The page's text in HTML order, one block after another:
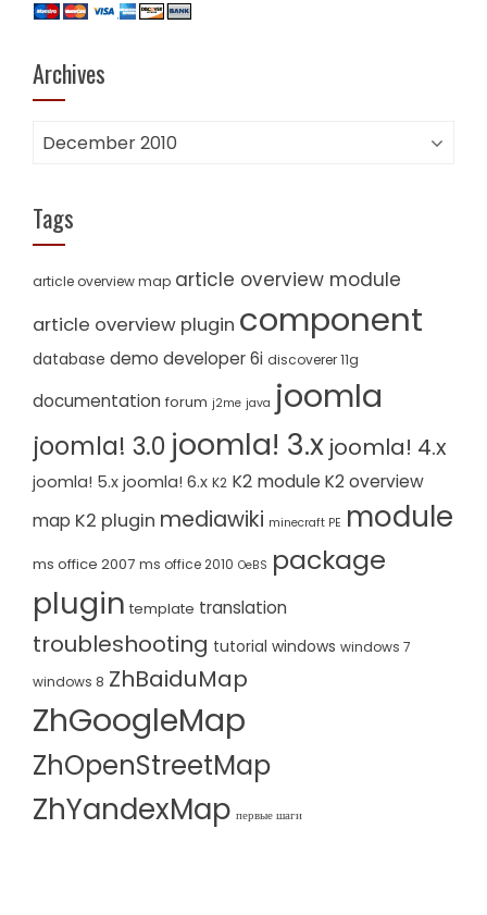
Archives
Archives
Tags
article overview map article overview module
article overview plugin component
database demo developer 6i discoverer 11g
documentation forum j2me java joomla
joomla! 3.0 joomla! 3.x joomla! 4.x
joomla! 5.x joomla! 6.x K2 K2 module K2 overview
map K2 plugin mediawiki minecraft PE module
ms office 2007 ms office 2010 OeBS package
plugin template translation
troubleshooting tutorial windows windows 7
windows 8 ZhBaiduMap
ZhGoogleMap
ZhOpenStreetMap
ZhYandexMap первые шаги